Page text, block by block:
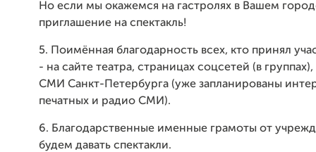
Но если мы окажемся на гастролях в Вашем
приглашение на спектакль!
5. Поимённая благодарность всех, кто принял
- на сайте театра, страницах соцсетей (в
СМИ Санкт-Петербурга (уже запланированы
печатных и радио СМИ).
6. Благодарственные именные грамоты от
будем давать спектакли.